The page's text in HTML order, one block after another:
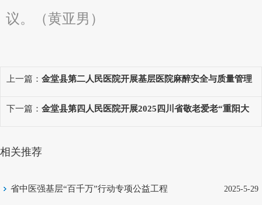
议。（黄亚男）
上一篇： 金堂县第二人民医院开展基层医院麻醉安全与质量管理
下一篇： 金堂县第四人民医院开展2025四川省敬老爱老“重阳大
相关推荐
省中医强基层“百千万”行动专项公益工程 2025-5-29